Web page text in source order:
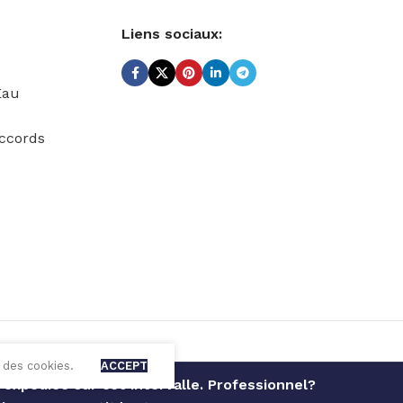
sur cet intervalle. Professionnel?
Liens sociaux:
cookies. ACCEPT